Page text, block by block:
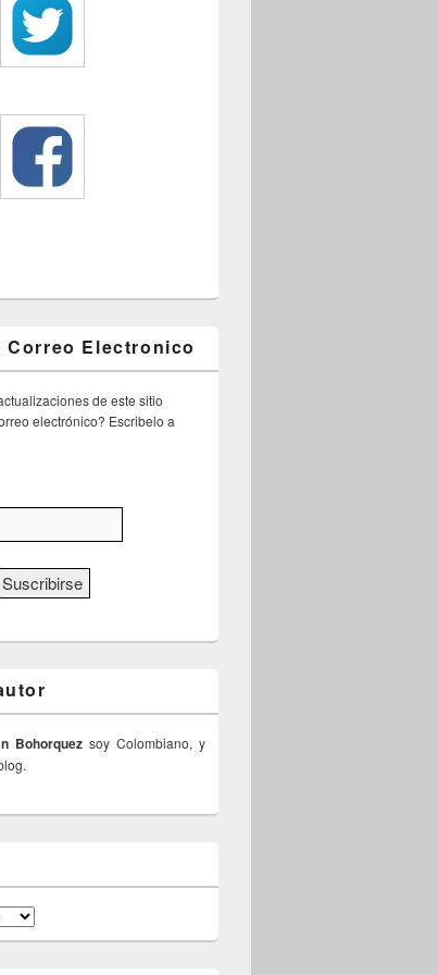
Electronico
de este sitio
electrónico? Escribelo a
Bohorquez soy Colombiano, y